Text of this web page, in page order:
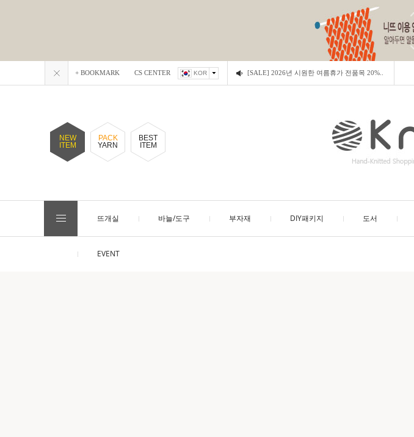
+ BOOKMARK CS CENTER KOR [SALE] 2026년 시원한 여름휴가 전품목 20%..
NEW
ITEM
PACK
YARN
BEST
ITEM
뜨개실 바늘/도구 부자재 DIY패키지 도서
EVENT